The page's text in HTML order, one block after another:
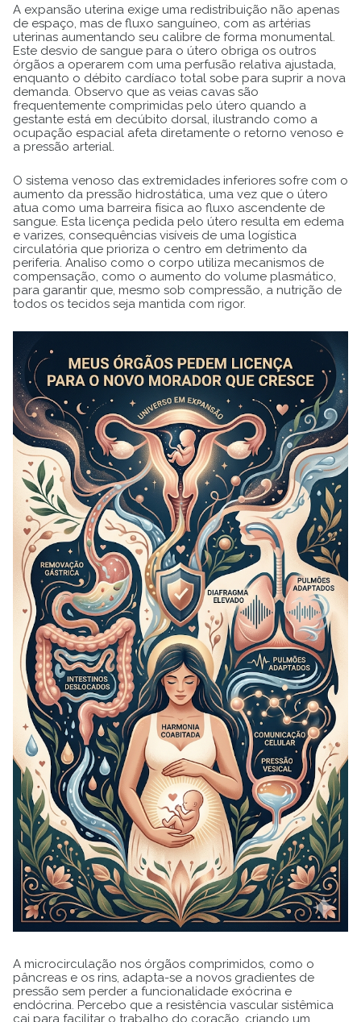
A expansão uterina exige uma redistribuição não apenas
de espaço, mas de fluxo sanguíneo, com as artérias
uterinas aumentando seu calibre de forma monumental.
Este desvio de sangue para o útero obriga os outros
órgãos a operarem com uma perfusão relativa ajustada,
enquanto o débito cardíaco total sobe para suprir a nova
demanda. Observo que as veias cavas são
frequentemente comprimidas pelo útero quando a
gestante está em decúbito dorsal, ilustrando como a
ocupação espacial afeta diretamente o retorno venoso e
a pressão arterial.
O sistema venoso das extremidades inferiores sofre com o
aumento da pressão hidrostática, uma vez que o útero
atua como uma barreira física ao fluxo ascendente de
sangue. Esta licença pedida pelo útero resulta em edema
e varizes, consequências visíveis de uma logística
circulatória que prioriza o centro em detrimento da
periferia. Analiso como o corpo utiliza mecanismos de
compensação, como o aumento do volume plasmático,
para garantir que, mesmo sob compressão, a nutrição de
todos os tecidos seja mantida com rigor.
A microcirculação nos órgãos comprimidos, como o
pâncreas e os rins, adapta-se a novos gradientes de
pressão sem perder a funcionalidade exócrina e
endócrina. Percebo que a resistência vascular sistêmica
cai para facilitar o trabalho do coração, criando um